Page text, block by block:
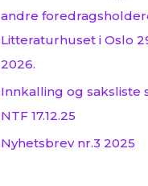
andre
Litteraturhuset i Oslo
2026.
Innkalling og saksliste
NTF 17.12.25
Nyhetsbrev nr.3 2025